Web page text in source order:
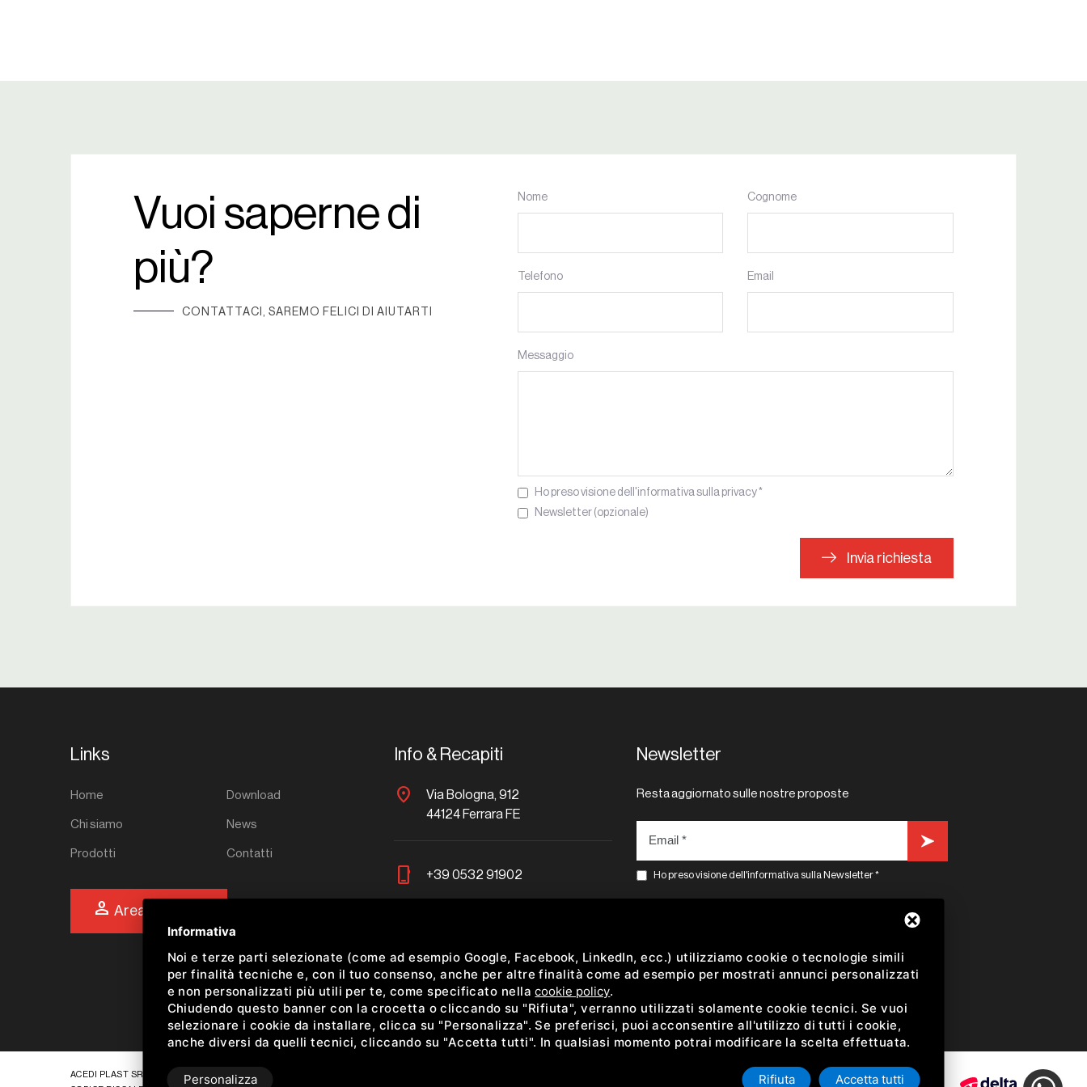
Vuoi saperne di
più?
CONTATTACI, SAREMO FELICI DI AIUTARTI
Nome Cognome
Telefono Email
Messaggio
Ho preso visione dell'informativa sulla privacy *
Newsletter (opzionale)
Invia richiesta
Links
Home
Chi siamo
Prodotti
Download
News
Contatti
person Area riservata
Info & Recapiti
location_on
Via Bologna, 912
44124 Ferrara FE
phone_iphone +39 0532 91902
Newsletter
Resta aggiornato sulle nostre proposte
Ho preso visione dell'informativa sulla Newsletter *
ACEDI PLAST SRL • PRIVACY •SITEMAP• QUESTO SITO È PROTETTO DA GOOGLE RECAPTCHA V3,
Informativa
Noi e terze parti selezionate (come ad esempio Google, Facebook, LinkedIn, ecc.) utilizziamo cookie o tecnologie simili
per finalità tecniche e, con il tuo consenso, anche per altre finalità come ad esempio per mostrati annunci personalizzati
e non personalizzati più utili per te, come specificato nellacookie policy.
Chiudendo questo banner con la crocetta o cliccando su "Rifiuta", verranno utilizzati solamente cookie tecnici. Se vuoi
selezionare i cookie da installare, clicca su "Personalizza". Se preferisci, puoi acconsentire all'utilizzo di tutti i cookie,
anche diversi da quelli tecnici, cliccando su "Accetta tutti". In qualsiasi momento potrai modificare la scelta effettuata.
Personalizza Rifiuta Accetta tutti